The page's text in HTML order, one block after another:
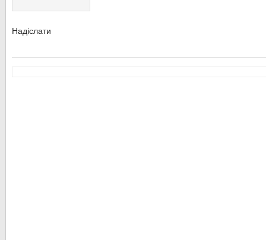
Надіслати